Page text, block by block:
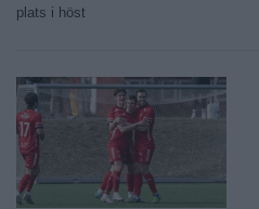
plats i höst